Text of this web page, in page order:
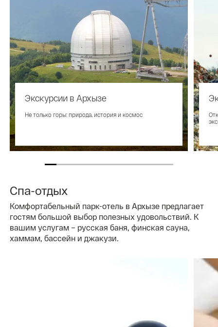
Экскурсии в Архызе
Не только горы: природа, история и космос
Спа-отдых
Комфортабельный парк-отель в Архызе предлагает
гостям большой выбор полезных удовольствий. К
вашим услугам – русская баня, финская сауна,
хаммам, бассейн и джакузи.